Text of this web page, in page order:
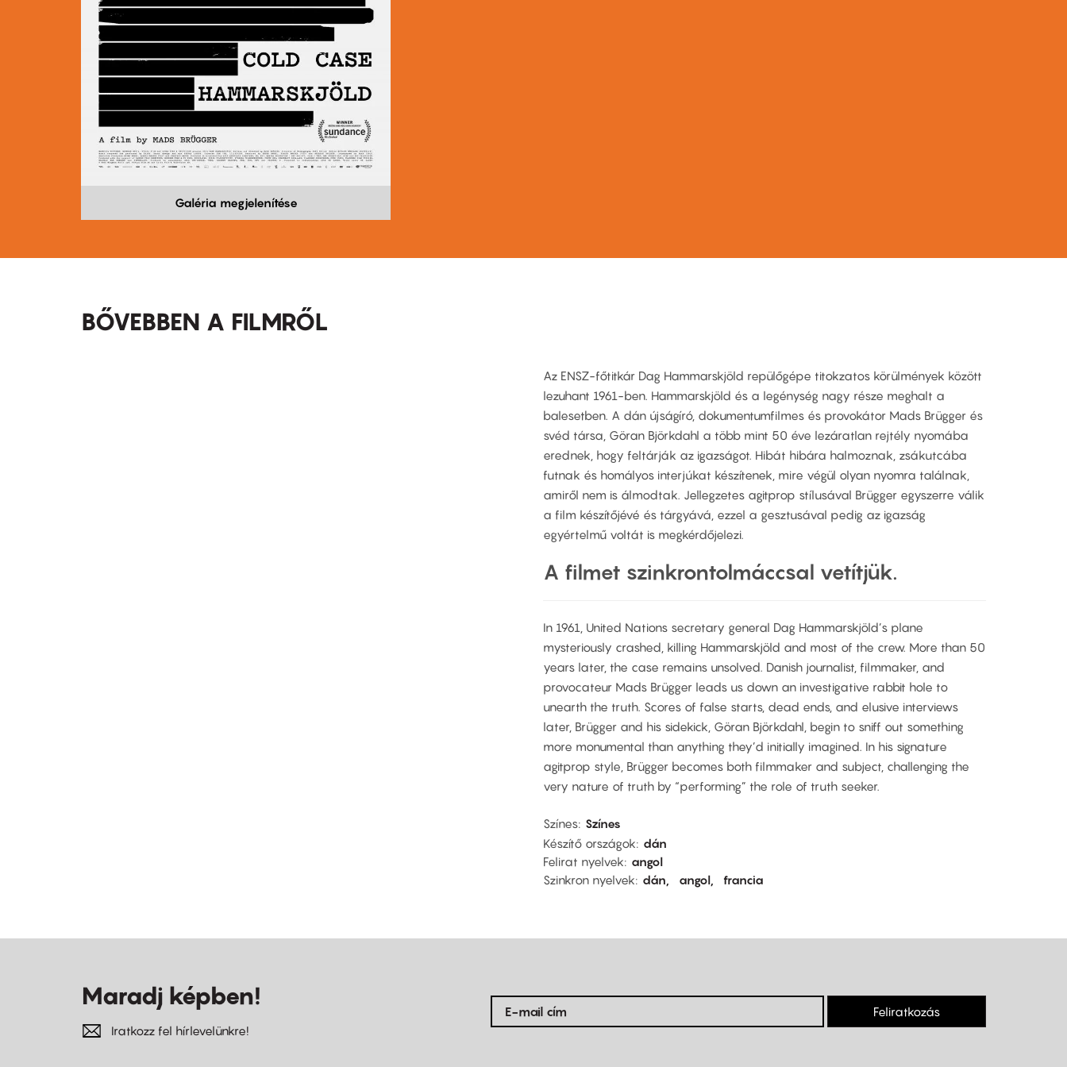
Galéria megjelenítése
BŐVEBBEN A FILMRŐL
Az ENSZ-főtitkár Dag Hammarskjöld repülőgépe titokzatos körülmények között
lezuhant 1961-ben. Hammarskjöld és a legénység nagy része meghalt a
balesetben. A dán újságíró, dokumentumfilmes és provokátor Mads Brügger és
svéd társa, Göran Björkdahl a több mint 50 éve lezáratlan rejtély nyomába
erednek, hogy feltárják az igazságot. Hibát hibára halmoznak, zsákutcába
futnak és homályos interjúkat készítenek, mire végül olyan nyomra találnak,
amiről nem is álmodtak. Jellegzetes agitprop stílusával Brügger egyszerre válik
a film készítőjévé és tárgyává, ezzel a gesztusával pedig az igazság
egyértelmű voltát is megkérdőjelezi.
A filmet szinkrontolmáccsal vetítjük.
In 1961, United Nations secretary general Dag Hammarskjöld’s plane
mysteriously crashed, killing Hammarskjöld and most of the crew. More than 50
years later, the case remains unsolved. Danish journalist, filmmaker, and
provocateur Mads Brügger leads us down an investigative rabbit hole to
unearth the truth. Scores of false starts, dead ends, and elusive interviews
later, Brügger and his sidekick, Göran Björkdahl, begin to sniff out something
more monumental than anything they’d initially imagined. In his signature
agitprop style, Brügger becomes both filmmaker and subject, challenging the
very nature of truth by “performing” the role of truth seeker.
Színes Színes
Készítő országok
dán
Felirat nyelvek
angol
Szinkron nyelvek
dán angol francia
Maradj képben!
Iratkozz fel hírlevelünkre!
Feliratkozás